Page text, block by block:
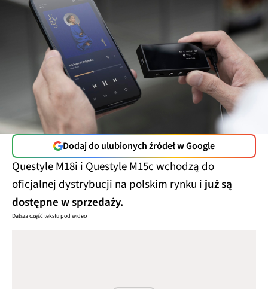
Dodaj do ulubionych źródeł w Google
Questyle M18i i Questyle M15c wchodzą do
oficjalnej dystrybucji na polskim rynku i już są
dostępne w sprzedaży.
Dalsza część tekstu pod wideo